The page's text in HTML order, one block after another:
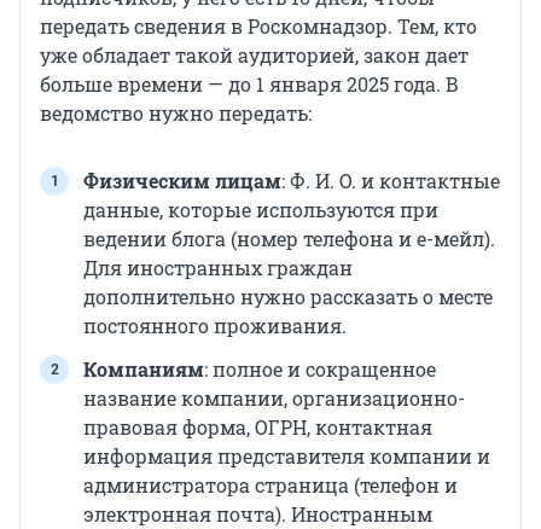
передать сведения в Роскомнадзор. Тем, кто
уже обладает такой аудиторией, закон дает
больше времени — до 1 января 2025 года. В
ведомство нужно передать:
Физическим лицам: Ф. И. О. и контактные
данные, которые используются при
ведении блога (номер телефона и е-мейл).
Для иностранных граждан
дополнительно нужно рассказать о месте
постоянного проживания.
Компаниям: полное и сокращенное
название компании, организационно-
правовая форма, ОГРН, контактная
информация представителя компании и
администратора страница (телефон и
электронная почта). Иностранным